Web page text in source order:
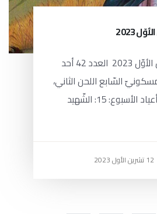
الأحد 15 تشرين الأوّل 2023 العدد 42 أحد
السّابع اللحن الثاني،
الإيوثينا الثامنةأعياد الأسبوع: 15: الشّهيد